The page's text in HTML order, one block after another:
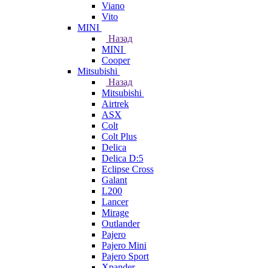
Viano
Vito
MINI
Назад
MINI
Cooper
Mitsubishi
Назад
Mitsubishi
Airtrek
ASX
Colt
Colt Plus
Delica
Delica D:5
Eclipse Cross
Galant
L200
Lancer
Mirage
Outlander
Pajero
Pajero Mini
Pajero Sport